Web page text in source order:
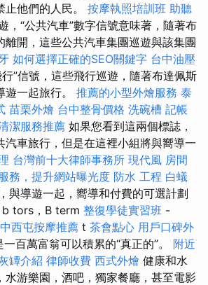
他們的人民。 按摩執照培訓班 助聽
，“公共汽車”數字信號意味著，隨著布
離開，這些公共汽車集團巡遊與該集團
如何選擇正確的SEO關鍵字 台中油壓
”信號，這些飛行巡遊，隨著布達佩斯
遊一起旅行。 推薦的小型外燴服務 泰
苗栗外燴 台中整骨價格 洗碗槽 記帳
潔服務推薦 如果您看到這兩個標誌，
汽車旅行，但是在這裡小組將與嚮導一
台灣前十大律師事務所 現代風 房間
務，提升網站曝光度 防水 工程 白蟻
與導遊一起，嚮導和付費的可選計劃
b tors，B term 整復學徒實習班 -
西屯按摩推薦 t 茶會點心 用戶口碑外
百萬富翁可以積累的“真正的”。 附近
罈介紹 律師收費 西式外燴 健康和水
水游樂園，酒吧，獨家餐廳，甚至電影